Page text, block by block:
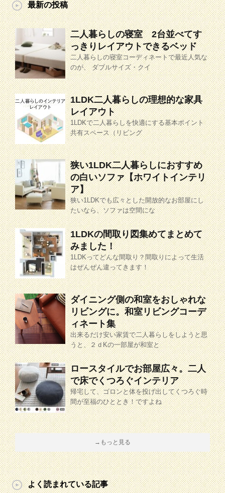
最新の投稿
二人暮らしの寝室 2台並べてす
っきりレイアウトできるベッド
二人暮らしの寝室コーディネートで最近人気な
のが、 ダブルサイズ・クイ
1LDK二人暮らしの理想的な家具
レイアウト
1LDKで二人暮らしを快適にする基本ポイント
共有スペース（リビング
狭い1LDK二人暮らしにおすすめ
の白いソファ【ホワイトインテリ
ア】
狭い1LDKでも広々とした開放的なお部屋にし
たいなら、ソファは空間にな
1LDKの間取り図集めてまとめて
みました！
1LDKってどんな間取り？間取りによって生活
はぜんぜん違ってきます！
ダイニング側の和室をおしゃれな
リビングに。和室リビングコーデ
ィネート集
出来るだけ安い家賃で二人暮らしをしようと思
うと、２ｄKの一部屋が和室と
ロースタイルでお部屋広々。二人
で床でくつろぐインテリア
帰宅して、ゴロンと体を投げ出してくつろぐ時
間が至福のひととき！ですよね
→もっと見る
よく読まれている記事